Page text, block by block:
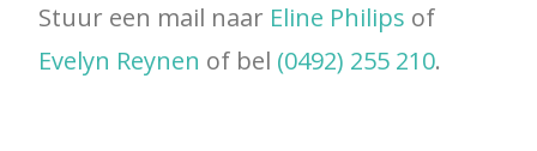
Stuur een mail naar Eline Philips of
Evelyn Reynen of bel (0492) 255 210.